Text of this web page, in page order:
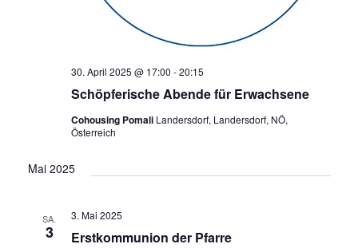
Schöpferische Abende für Erwachsene
30. April 2025 @ 17:00 -20:15
Cohousing Pomali Landersdorf, Landersdorf, NÖ,
Österreich
Mai 2025
SA.
3 Erstkommunion der Pfarre
3. Mai 2025